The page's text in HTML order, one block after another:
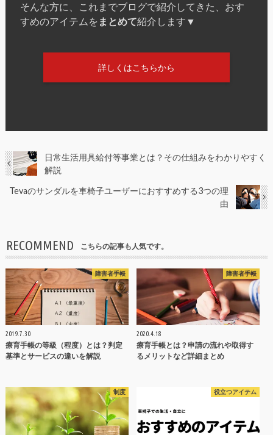
そんな方に、これまでブログで紹介してきた、おす
すめのアイテムを まとめて紹介します▼
詳しくはこちらから
日常生活用具給付等事業とは？その仕組みをわかりやすく
解説
Tevaのサンダルを車椅子ユーザーにおすすめする3つの理
由
RECOMMEND こちらの記事も人気です。
障害者手帳
2019.7.30
療育手帳の等級（程度）とは？判定
基準とサービスの違いを解説
障害者手帳
2020.4.18
療育手帳とは？申請の流れや取得す
るメリットなど詳細まとめ
制度 役立つアイテム